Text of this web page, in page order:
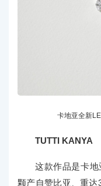
卡地亚全新
TUTTI KANYA
这款作品是卡
颗产自赞比亚、重达